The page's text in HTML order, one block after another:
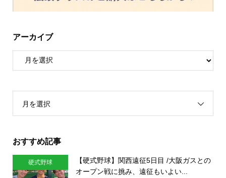
アーカイブ
月を選択
おすすめ記事
硬式野球
【硬式野球】関西遠征5日目 /大阪ガスとの
オープン戦に挑み、遠征もいよい...